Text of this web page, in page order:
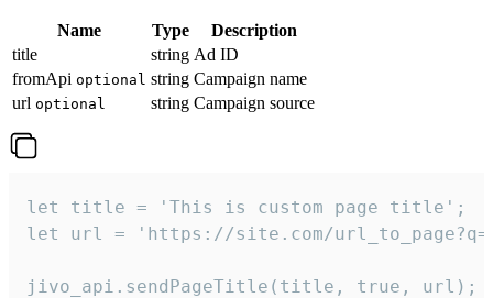
Name Type
Description
title
string Ad ID
fromApi optional string Campaign name
url optional string Campaign source
let title = 'This is custom page title';
let url = 'https://site.com/
jivo_api.sendPageTitle(title, true, url);